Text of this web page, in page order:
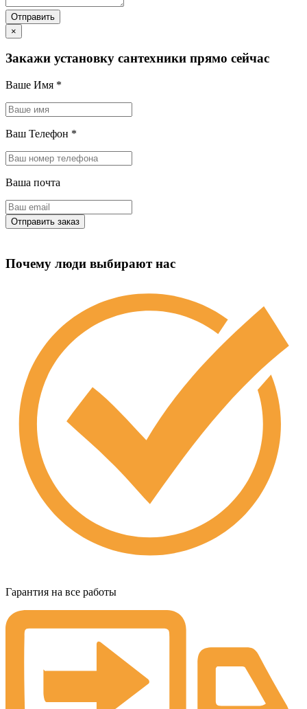
×
Закажи установку сантехники прямо сейчас
Ваше Имя *
Ваш Телефон *
Ваша почта
Почему люди выбирают нас
Гарантия на все работы